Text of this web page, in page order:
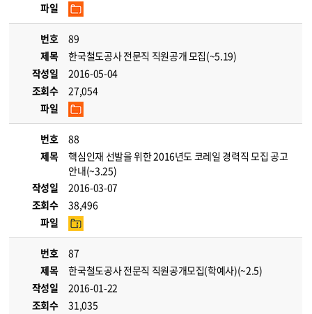
파일
번호
89
제목
한국철도공사 전문직 직원공개 모집(~5.19)
작성일
2016-05-04
조회수
27,054
파일
번호
88
제목
핵심인재 선발을 위한 2016년도 코레일 경력직 모집 공고
안내(~3.25)
작성일
2016-03-07
조회수
38,496
파일
번호
87
제목
한국철도공사 전문직 직원공개모집(학예사)(~2.5)
작성일
2016-01-22
조회수
31,035